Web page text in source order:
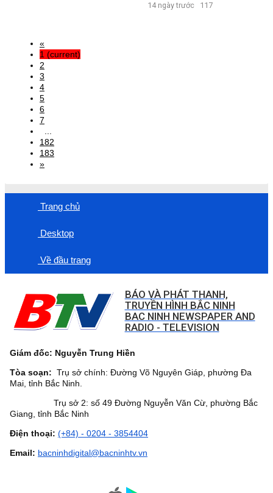
14 ngày trước 117
«
1 (current)
2
3
4
5
6
7
...
182
183
»
Trang chủ
Desktop
Về đầu trang
BÁO VÀ PHÁT THANH,
TRUYỀN HÌNH BẮC NINH
BAC NINH NEWSPAPER AND
RADIO - TELEVISION
Giám đốc: Nguyễn Trung Hiền
Tòa soạn: Trụ sở chính: Đường Võ Nguyên Giáp, phường Đa
Mai, tỉnh Bắc Ninh.
Trụ sở 2: số 49 Đường Nguyễn Văn Cừ, phường Bắc
Giang, tỉnh Bắc Ninh
Điện thoại: (+84) - 0204 - 3854404
Email: bacninhdigital@bacninhtv.vn